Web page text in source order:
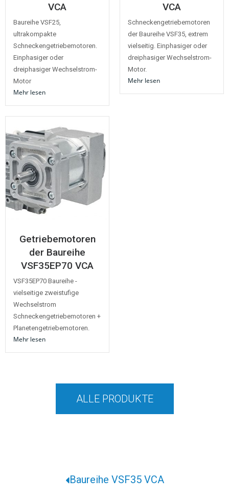
VCA
Baureihe VSF25,
ultrakompakte
Schneckengetriebemotoren.
Einphasiger oder
dreiphasiger Wechselstrom-
Motor
Mehr lesen
VCA
Schneckengetriebemotoren
der Baureihe VSF35, extrem
vielseitig. Einphasiger oder
dreiphasiger Wechselstrom-
Motor.
Mehr lesen
Getriebemotoren
der Baureihe
VSF35EP70 VCA
VSF35EP70 Baureihe -
vielseitige zweistufige
Wechselstrom
Schneckengetriebemotoren +
Planetengetriebemotoren.
Mehr lesen
ALLE PRODUKTE
Baureihe VSF35 VCA